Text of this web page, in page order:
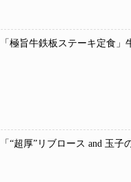
「極旨牛鉄板ステーキ定食
「“超厚”リブロース and 玉